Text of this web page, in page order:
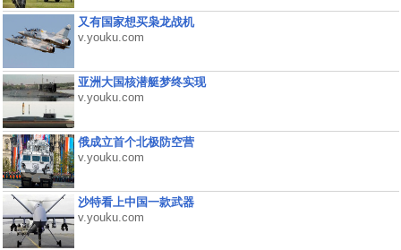
又有国家想买枭龙战机
v.youku.com
亚洲大国核潜艇梦终实现
v.youku.com
俄成立首个北极防空营
v.youku.com
沙特看上中国一款武器
v.youku.com